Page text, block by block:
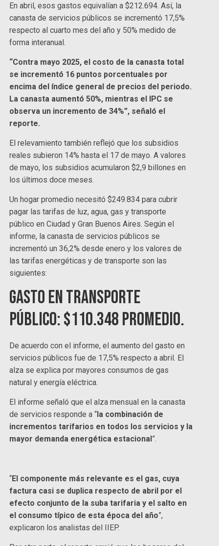
En abril, esos gastos equivalían a $212.694. Así, la
canasta de servicios públicos se incrementó 17,5%
respecto al cuarto mes del año y 50% medido de
forma interanual.
“Contra mayo 2025, el costo de la canasta total
se incrementó 16 puntos porcentuales por
encima del índice general de precios del periodo.
La canasta aumentó 50%, mientras el IPC se
observa un incremento de 34%”, señaló el
reporte.
El relevamiento también reflejó que los subsidios
reales subieron 14% hasta el 17 de mayo. A valores
de mayo, los subsidios acumularon $2,9 billones en
los últimos doce meses.
Un hogar promedio necesitó $249.834 para cubrir
pagar las tarifas de luz, agua, gas y transporte
público en Ciudad y Gran Buenos Aires. Según el
informe, la canasta de servicios públicos se
incrementó un 36,2% desde enero y los valores de
las tarifas energéticas y de transporte son las
siguientes:
Gasto en transporte
público: $110.348 promedio.
De acuerdo con el informe, el aumento del gasto en
servicios públicos fue de 17,5% respecto a abril. El
alza se explica por mayores consumos de gas
natural y energía eléctrica.
El informe señaló que el alza mensual en la canasta
de servicios responde a “la combinación de
incrementos tarifarios en todos los servicios y la
mayor demanda energética estacional”.
“El componente más relevante es el gas, cuya
factura casi se duplica respecto de abril por el
efecto conjunto de la suba tarifaria y el salto en
el consumo típico de esta época del año”,
explicaron los analistas del IIEP.